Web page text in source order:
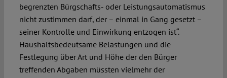
begrenzten Bürgschafts- oder Leistungsautomatismus
nicht zustimmen darf, der – einmal in Gang gesetzt –
seiner Kontrolle und Einwirkung entzogen ist“.
Haushaltsbedeutsame Belastungen und die
Festlegung über Art und Höhe der den Bürger
treffenden Abgaben müssten vielmehr der